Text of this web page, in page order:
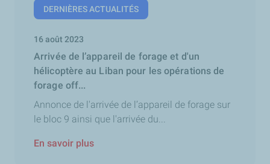
DERNIÈRES ACTUALITÉS
16 août 2023
Arrivée de l’appareil de forage et d'un
hélicoptère au Liban pour les opérations de
forage off...
Annonce de l'arrivée de l’appareil de forage sur
le bloc 9 ainsi que l'arrivée du...
En savoir plus